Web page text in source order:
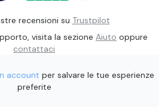
recensioni su Trustpilot
visita la sezione Aiuto oppure
contattaci
account per salvare le tue esperienze
preferite